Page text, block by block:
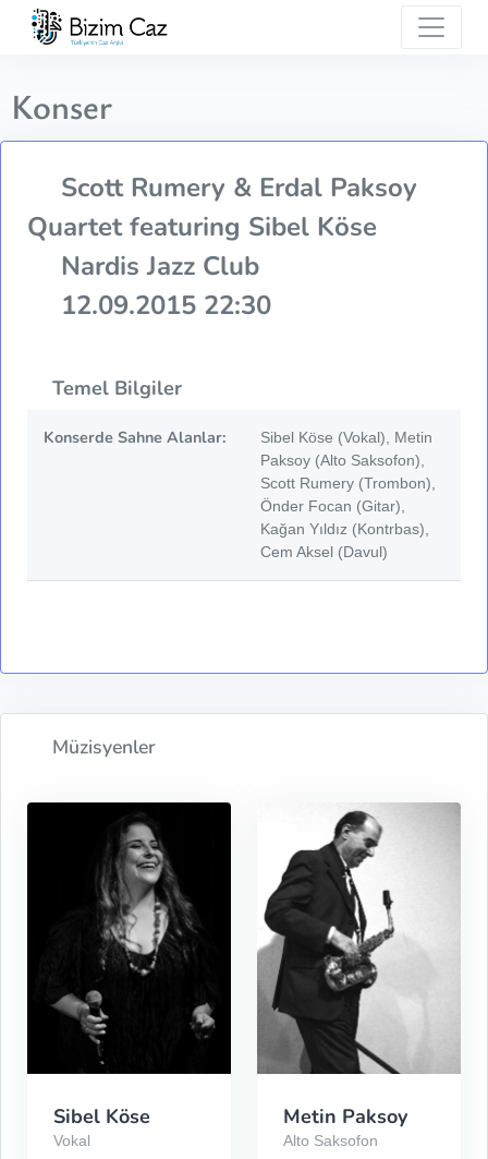
Konser
Scott Rumery & Erdal Paksoy
Quartet featuring Sibel Köse
Nardis Jazz Club
12.09.2015 22:30
Temel Bilgiler
Konserde Sahne Alanlar:
Sibel Köse (Vokal), Metin
Paksoy (Alto Saksofon),
Scott Rumery (Trombon),
Önder Focan (Gitar),
Kağan Yıldız (Kontrbas),
Cem Aksel (Davul)
Müzisyenler
Sibel Köse
Vokal
Metin Paksoy
Alto Saksofon